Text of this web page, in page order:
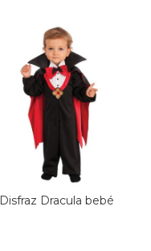
Disfraz Dracula bebé